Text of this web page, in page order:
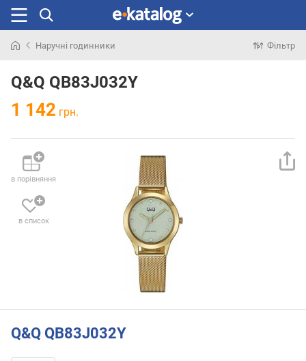
раніше
Наручні годинники Фільтр
Q&Q QB83J032Y
1 142 грн.
в порівняння
в список
Q&Q QB83J032Y